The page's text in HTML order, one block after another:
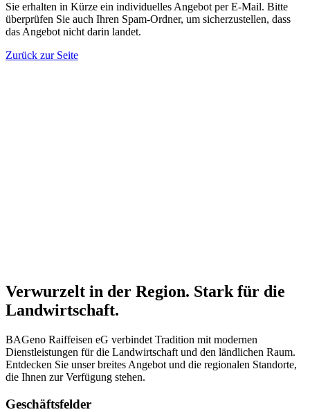
Sie erhalten in Kürze ein individuelles Angebot per E-Mail. Bitte
überprüfen Sie auch Ihren Spam-Ordner, um sicherzustellen, dass
das Angebot nicht darin landet.
Zurück zur Seite
Verwurzelt in der Region. Stark für die
Landwirtschaft.
BAGeno Raiffeisen eG verbindet Tradition mit modernen
Dienstleistungen für die Landwirtschaft und den ländlichen Raum.
Entdecken Sie unser breites Angebot und die regionalen Standorte,
die Ihnen zur Verfügung stehen.
Geschäftsfelder